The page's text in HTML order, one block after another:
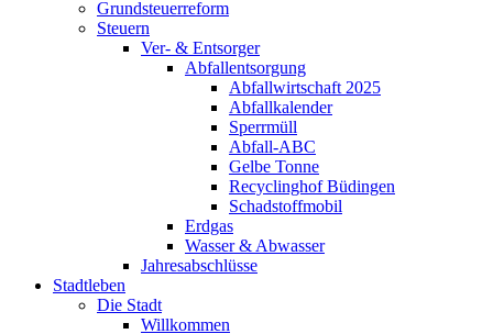
Grundsteuerreform
Steuern
Ver- & Entsorger
Abfallentsorgung
Abfallwirtschaft 2025
Abfallkalender
Sperrmüll
Abfall-ABC
Gelbe Tonne
Recyclinghof Büdingen
Schadstoffmobil
Erdgas
Wasser & Abwasser
Jahresabschlüsse
Stadtleben
Die Stadt
Willkommen